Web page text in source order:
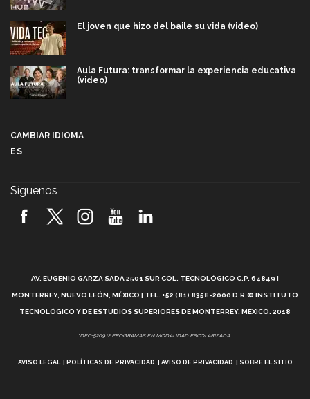
El joven que hizo del baile su vida (video)
Aula Futura: transformar la experiencia educativa
(video)
2026! (video)
¿Cómo es el Modelo Educativo Tec? (video)
Vida Tec: Feminismo e Inteligencia Artificial, Paola
CAMBIAR IDIOMA
ES
Síguenos
AV. EUGENIO GARZA SADA 2501 SUR COL. TECNOLÓGICO C.P. 64849 |
MONTERREY, NUEVO LEÓN, MÉXICO | TEL. +52 (81) 8358-2000 D.R.© INSTITUTO
TECNOLÓGICO Y DE ESTUDIOS SUPERIORES DE MONTERREY, MÉXICO. 2018
*DEC-520912 PROGRAMAS EN MODALIDAD ESCOLARIZADA.
AVISO LEGAL POLÍTICAS DE PRIVACIDAD AVISO DE PRIVACIDAD SOBRE EL SITIO